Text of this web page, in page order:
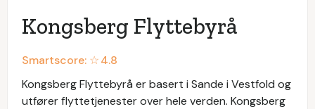
Kongsberg Flyttebyrå
Smartscore: ☆4.8
Kongsberg Flyttebyrå er basert i Sande i Vestfold og
utfører flyttetjenester over hele verden. Kongsberg